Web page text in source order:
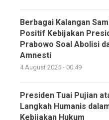
Berbagai Kalangan
Positif Kebijakan
Prabowo Soal Abolisi
Amnesti
4 August 2025 - 00:49
Presiden Tuai Pujian
Langkah Humanis
Kebijakan Hukum